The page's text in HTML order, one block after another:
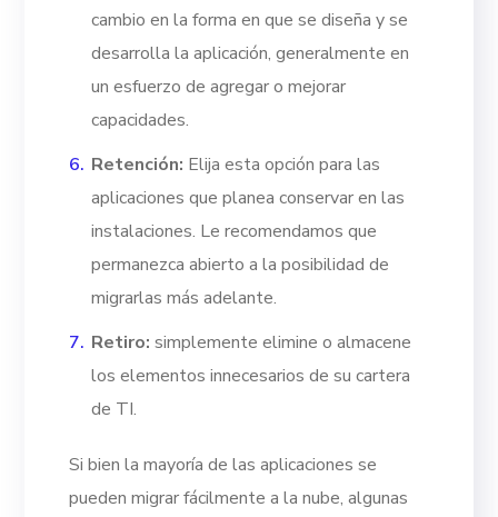
cambio en la forma en que se diseña y se
desarrolla la aplicación, generalmente en
un esfuerzo de agregar o mejorar
capacidades.
Retención: Elija esta opción para las
aplicaciones que planea conservar en las
instalaciones. Le recomendamos que
permanezca abierto a la posibilidad de
migrarlas más adelante.
Retiro: simplemente elimine o almacene
los elementos innecesarios de su cartera
de TI.
Si bien la mayoría de las aplicaciones se
pueden migrar fácilmente a la nube, algunas